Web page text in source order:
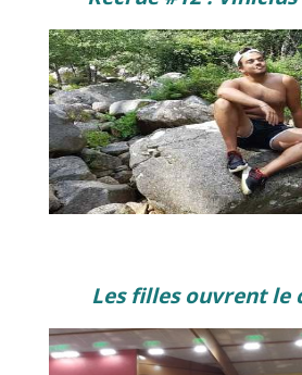
Les filles ouvrent le